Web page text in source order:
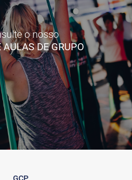
o nosso
AULAS DE GRUPO